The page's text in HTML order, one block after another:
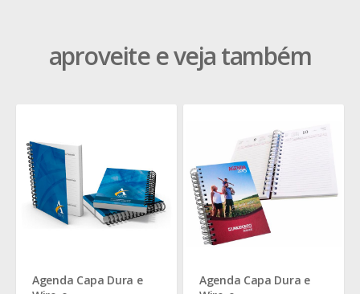
aproveite e veja também
Agenda Capa Dura e
Agenda Capa Dura e